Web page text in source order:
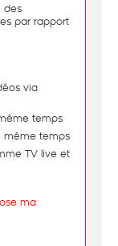
des
par rapport
via
temps
même temps
TV live et
ma